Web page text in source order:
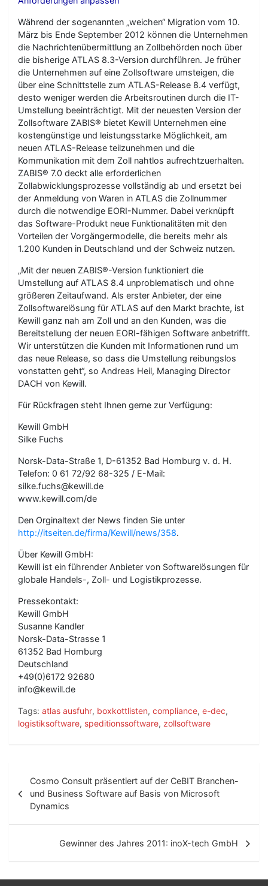
Während der sogenannten „weichen“ Migration vom 10.
März bis Ende September 2012 können die Unternehmen
die Nachrichtenübermittlung an Zollbehörden noch über
die bisherige ATLAS 8.3-Version durchführen. Je früher
die Unternehmen auf eine Zollsoftware umsteigen, die
über eine Schnittstelle zum ATLAS-Release 8.4 verfügt,
desto weniger werden die Arbeitsroutinen durch die IT-
Umstellung beeinträchtigt. Mit der neuesten Version der
Zollsoftware ZABIS® bietet Kewill Unternehmen eine
kostengünstige und leistungsstarke Möglichkeit, am
neuen ATLAS-Release teilzunehmen und die
Kommunikation mit dem Zoll nahtlos aufrechtzuerhalten.
ZABIS® 7.0 deckt alle erforderlichen
Zollabwicklungsprozesse vollständig ab und ersetzt bei
der Anmeldung von Waren in ATLAS die Zollnummer
durch die notwendige EORI-Nummer. Dabei verknüpft
das Software-Produkt neue Funktionalitäten mit den
Vorteilen der Vorgängermodelle, die bereits mehr als
1.200 Kunden in Deutschland und der Schweiz nutzen.
„Mit der neuen ZABIS®-Version funktioniert die
Umstellung auf ATLAS 8.4 unproblematisch und ohne
größeren Zeitaufwand. Als erster Anbieter, der eine
Zollsoftwarelösung für ATLAS auf den Markt brachte, ist
Kewill ganz nah am Zoll und an den Kunden, was die
Bereitstellung der neuen EORI-fähigen Software anbetrifft.
Wir unterstützen die Kunden mit Informationen rund um
das neue Release, so dass die Umstellung reibungslos
vonstatten geht“, so Andreas Heil, Managing Director
DACH von Kewill.
Für Rückfragen steht Ihnen gerne zur Verfügung:
Kewill GmbH
Silke Fuchs
Norsk-Data-Straße 1, D-61352 Bad Homburg v. d. H.
Telefon: 0 61 72/92 68-325 / E-Mail:
silke.fuchs@kewill.de
www.kewill.com/de
Den Orginaltext der News finden Sie unter
http://itseiten.de/firma/Kewill/news/358.
Über Kewill GmbH:
Kewill ist ein führender Anbieter von Softwarelösungen für
globale Handels-, Zoll- und Logistikprozesse.
Pressekontakt:
Kewill GmbH
Susanne Kandler
Norsk-Data-Strasse 1
61352 Bad Homburg
Deutschland
+49(0)6172 92680
info@kewill.de
Tags: atlas ausfuhr, boxkottlisten, compliance, e-dec,
logistiksoftware, speditionssoftware, zollsoftware
e
a
Cosmo Consult präsentiert auf der CeBIT Branchen-
und Business Software auf Basis von Microsoft
Dynamics
Gewinner des Jahres 2011: inoX-tech GmbH